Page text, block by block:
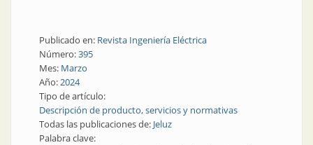
Publicado en: Revista Ingeniería Eléctrica
Número:395
Mes: Marzo
Año:2024
Tipo de artículo:
Descripción de producto, servicios y normativas
Todas las publicaciones de: Jeluz
Palabra clave: